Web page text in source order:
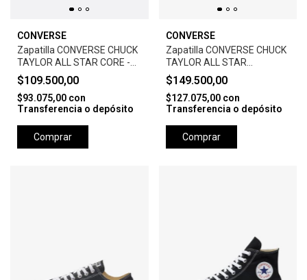
CONVERSE
Zapatilla CONVERSE CHUCK
TAYLOR ALL STAR CORE -
WHITE
$109.500,00
$93.075,00 con
Transferencia o depósito
Comprar
CONVERSE
Zapatilla CONVERSE CHUCK
TAYLOR ALL STAR
LEATHER-BLACK
$149.500,00
$127.075,00 con
Transferencia o depósito
Comprar